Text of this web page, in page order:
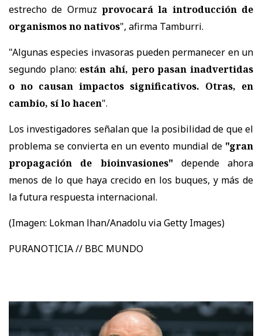
estrecho de Ormuz provocará la introducción de
organismos no nativos", afirma Tamburri.
"Algunas especies invasoras pueden permanecer en un
segundo plano: están ahí, pero pasan inadvertidas
o no causan impactos significativos. Otras, en
cambio, sí lo hacen".
Los investigadores señalan que la posibilidad de que el
problema se convierta en un evento mundial de "gran
propagación de bioinvasiones" depende ahora
menos de lo que haya crecido en los buques, y más de
la futura respuesta internacional.
(Imagen: Lokman lhan/Anadolu via Getty Images)
PURANOTICIA // BBC MUNDO